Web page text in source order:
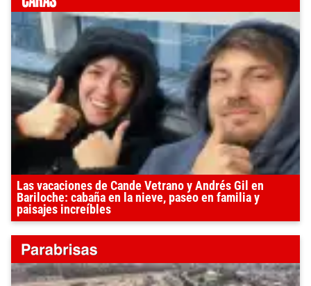
Las vacaciones de Cande Vetrano y Andrés Gil en
Bariloche: cabaña en la nieve, paseo en familia y
paisajes increíbles